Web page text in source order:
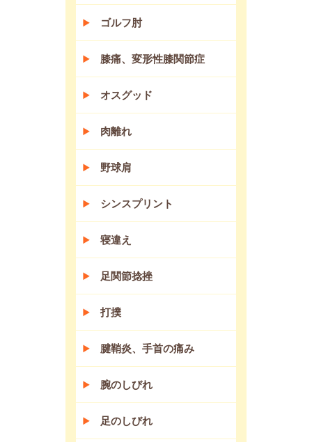
ゴルフ肘
膝痛、変形性膝関節症
オスグッド
肉離れ
野球肩
シンスプリント
寝違え
足関節捻挫
打撲
腱鞘炎、手首の痛み
腕のしびれ
足のしびれ